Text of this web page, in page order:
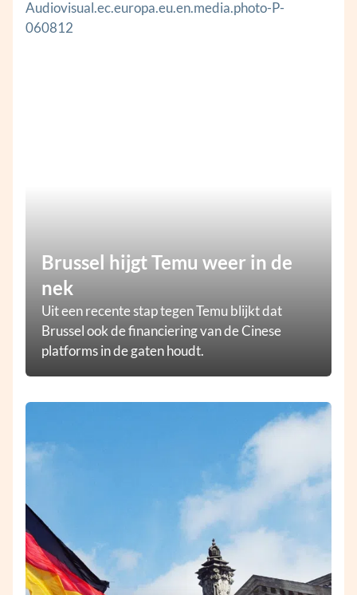
Brussel hijgt Temu weer in de
nek
Uit een recente stap tegen Temu blijkt dat
Brussel ook de financiering van de Cinese
platforms in de gaten houdt.